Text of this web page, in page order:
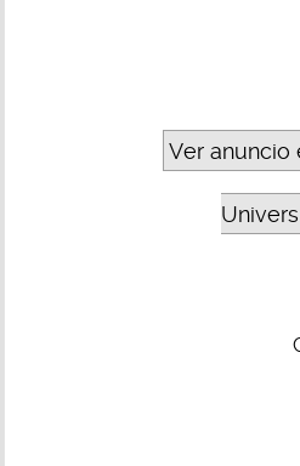
Ver anuncio